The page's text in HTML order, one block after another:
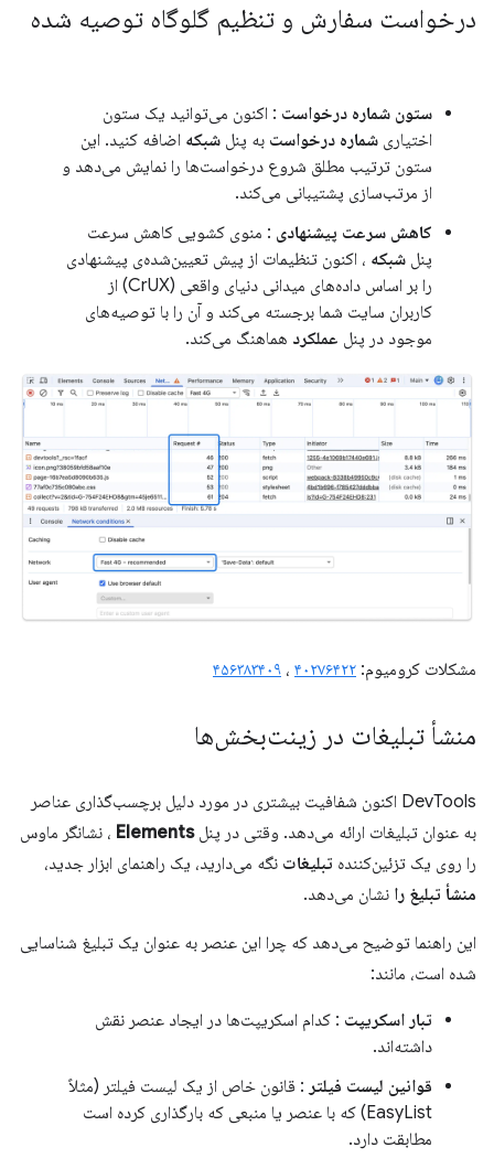
درخواست سفارش و تنظیم گلوگاه توصیه شده
ستون شماره درخواست : اکنون می‌توانید یک ستون
اختیاری شماره درخواست به پنل شبکه اضافه کنید. این
ستون ترتیب مطلق شروع درخواست‌ها را نمایش می‌دهد و
از مرتب‌سازی پشتیبانی می‌کند.
کاهش سرعت پیشنهادی : منوی کشویی کاهش سرعت
پنل شبکه ، اکنون تنظیمات از پیش تعیین‌شده‌ی پیشنهادی
را بر اساس داده‌های میدانی دنیای واقعی (CrUX) از
کاربران سایت شما برجسته می‌کند و آن را با توصیه‌های
موجود در پنل عملکرد هماهنگ می‌کند.
مشکلات کرومیوم: ۴۰۲۷۶۴۲۲ ، ۴۵۶۳۸۳۴۰۹
منشأ تبلیغات در زینت‌بخش‌ها
DevTools اکنون شفافیت بیشتری در مورد دلیل برچسب‌گذاری عناصر
به عنوان تبلیغات ارائه می‌دهد. وقتی در پنلElements ، نشانگر ماوس
را روی یک تزئین‌کننده تبلیغات نگه می‌دارید، یک راهنمای ابزار جدید،
منشأ تبلیغ را نشان می‌دهد.
این راهنما توضیح می‌دهد که چرا این عنصر به عنوان یک تبلیغ شناسایی
شده است، مانند:
تبار اسکریپت : کدام اسکریپت‌ها در ایجاد عنصر نقش
داشته‌اند.
قوانین لیست فیلتر : قانون خاص از یک لیست فیلتر (مثلاً
EasyList) که با عنصر یا منبعی که بارگذاری کرده است
مطابقت دارد.